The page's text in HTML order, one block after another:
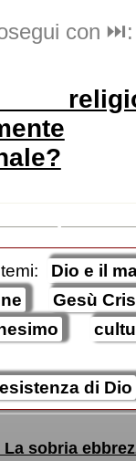
con ⏭️:
Dio e il
Gesù
di Dio